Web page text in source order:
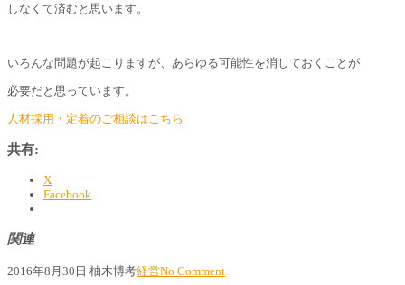
しなくて済むと思います。
いろんな問題が起こりますが、あらゆる可能性を消しておくことが
必要だと思っています。
人材採用・定着のご相談はこちら
共有:
X
Facebook
関連
2016年8月30日 柚木博考経営No Comment